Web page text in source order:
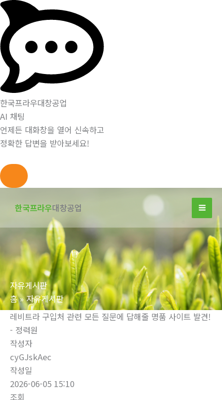
한국프라우대창공업
AI 채팅
언제든 대화창을 열어 신속하고
정확한 답변을 받아보세요!
너
뛰
기
한국프라우대창공업
자유게시판
홈
자유게시판
레비트라 구입처 관련 모든 질문에 답해줄 명품 사이트 발견!
- 정력원
작성자
cyGJskAec
작성일
2026-06-05 15:10
조회